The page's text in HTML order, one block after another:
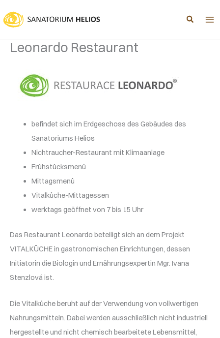
Inhalt
Leonardo Restaurant
befindet sich im Erdgeschoss des Gebäudes des
Sanatoriums Helios
Nichtraucher-Restaurant mit Klimaanlage
Frühstücksmenü
Mittagsmenü
Vitalküche-Mittagessen
werktags geöffnet von 7 bis 15 Uhr
Das Restaurant Leonardo beteiligt sich an dem Projekt
VITALKÜCHE in gastronomischen Einrichtungen, dessen
Initiatorin die Biologin und Ernährungsexpertin Mgr. Ivana
Stenzlová ist.
Die Vitalküche beruht auf der Verwendung von vollwertigen
Nahrungsmitteln. Dabei werden ausschließlich nicht industriell
hergestellte und nicht chemisch bearbeitete Lebensmittel,